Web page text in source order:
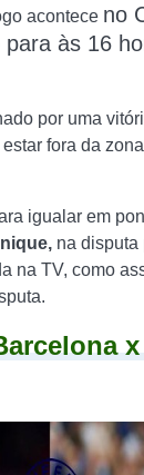
acontece no
para às 16
por uma
fora da
igualar em
na disputa
na TV, como